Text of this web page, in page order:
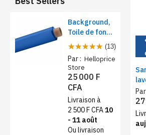
Background,
Toile de fond
papier pour
studio photo -
Rose foncé
(13)
Par : Helloprice
Store
25 000 F
CFA
Livraison à
2 500 F CFA10
- 11 août
Ou livraison